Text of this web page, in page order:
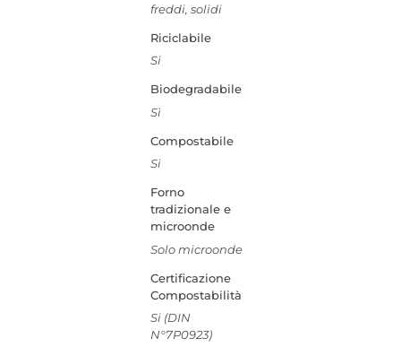
freddi, solidi
Riciclabile
Si
Biodegradabile
Sì
Compostabile
Si
Forno
tradizionale e
microonde
Solo microonde
Certificazione
Compostabilità
Si (DIN
N°7P0923)